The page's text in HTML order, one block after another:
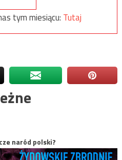
tym miesiącu: Tutaj
naród polski?